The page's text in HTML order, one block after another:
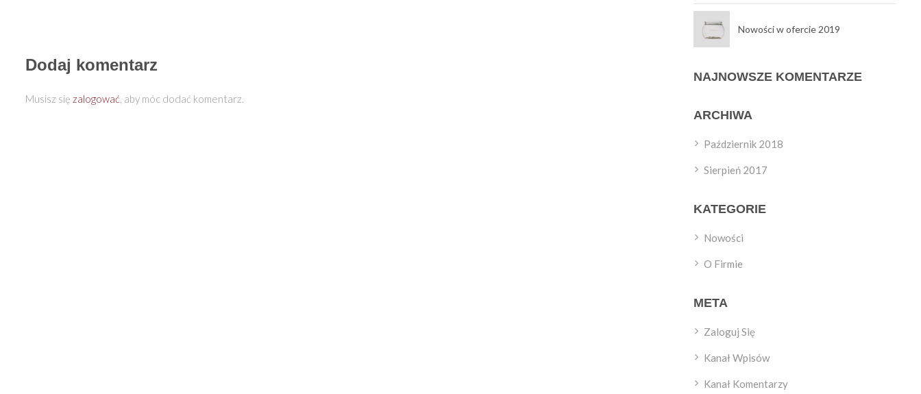
Dodaj komentarz
Musisz się zalogować, aby móc dodać komentarz.
Nowości w ofercie 2019
NAJNOWSZE KOMENTARZE
ARCHIWA
Październik 2018
Sierpień 2017
KATEGORIE
Nowości
O Firmie
META
Zaloguj Się
Kanał Wpisów
Kanał Komentarzy